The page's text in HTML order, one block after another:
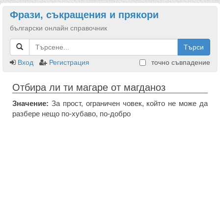
Фрази, съкращения и прякори
български онлайн справочник
Търси
Вход
Регистрация точно съвпадение
Отбира ли ти магаре от магданоз
Значение: За прост, ограничен човек, който не може да
разбере нещо по-хубаво, по-добро